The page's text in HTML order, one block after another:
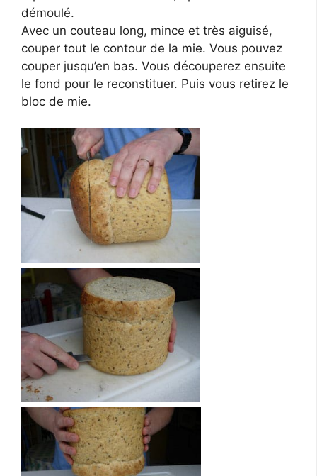
démoulé.
Avec un couteau long, mince et très aiguisé,
couper tout le contour de la mie. Vous pouvez
couper jusqu’en bas. Vous découperez ensuite
le fond pour le reconstituer. Puis vous retirez le
bloc de mie.